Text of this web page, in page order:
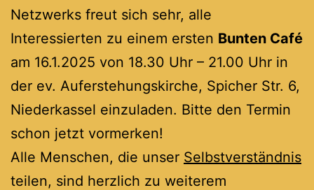
Netzwerks freut sich sehr, alle
Interessierten zu einem ersten Bunten Café
am 16.1.2025 von 18.30 Uhr – 21.00 Uhr in
der ev. Auferstehungskirche, Spicher Str. 6,
Niederkassel einzuladen. Bitte den Termin
schon jetzt vormerken!
Alle Menschen, die unser Selbstverständnis
teilen, sind herzlich zu weiterem